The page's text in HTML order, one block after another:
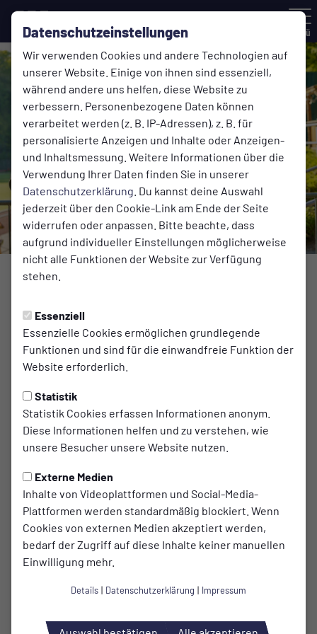
Datenschutzeinstellungen
Wir verwenden Cookies und andere Technologien auf
unserer Website. Einige von ihnen sind essenziell,
während andere uns helfen, diese Website zu
verbessern. Personenbezogene Daten können
verarbeitet werden (z. B. IP-Adressen), z. B. für
personalisierte Anzeigen und Inhalte oder Anzeigen-
und Inhaltsmessung. Weitere Informationen über die
Verwendung Ihrer Daten finden Sie in unserer
Datenschutzerklärung . Du kannst deine Auswahl
jederzeit über den Cookie-Link am Ende der Seite
widerrufen oder anpassen. Bitte beachte, dass
aufgrund individueller Einstellungen möglicherweise
nicht alle Funktionen der Website zur Verfügung
stehen.
Essenziell
Essenzielle Cookies ermöglichen grundlegende
Funktionen und sind für die einwandfreie Funktion der
Website erforderlich.
Statistik
Statistik Cookies erfassen Informationen anonym.
Diese Informationen helfen und zu verstehen, wie
unsere Besucher unsere Website nutzen.
Externe Medien
Inhalte von Videoplattformen und Social-Media-
Plattformen werden standardmäßig blockiert. Wenn
Cookies von externen Medien akzeptiert werden,
bedarf der Zugriff auf diese Inhalte keiner manuellen
Einwilligung mehr.
Details | Datenschutzerklärung | Impressum
Menü
Foto: Maikel de Almeida
Freitag, 09.05.2025 10:30 Uhr
Dreifach-Verstärkung vom
TV Hasten
Zum Abschluss der Personalplanungen für die
Saison 2025/26 präsentieren die 1. Mannschaft ein
starkes Trio: Baran Aka, Florian Börsch und Luca
Eifgen-Stadion.
• Baran Aka– Ein junger, extrem schneller Außenspieler,
der mit viel Entwicklungspotenzial ins Eifgen kommt. „Ein
Rohdiamant, der unter unserem Trainerteam den nächsten
Schritt machen kann“, so Ralf Klüppelberg.
– Ein bodenständiger, technisch starker